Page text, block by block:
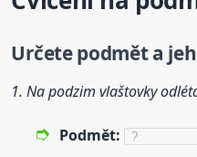
Určete podmět a
1. Na podzim vlaštovky
Podmět: